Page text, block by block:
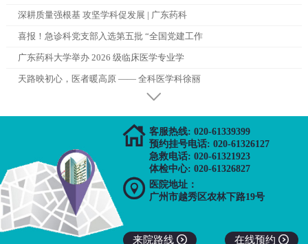
深耕质量强根基 攻坚学科促发展 | 广东药科
喜报！急诊科党支部入选第五批 “全国党建工作
广东药科大学举办 2026 级临床医学专业学
天路映初心，医者暖高原 —— 全科医学科徐丽
 客服热线: 020-61339399
预约挂号电话: 020-61326127
急救电话: 020-61321923
体检中心: 020-61326827

医院地址：
广州市越秀区农林下路19号
来院路线  在线预约 